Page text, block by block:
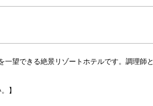
望できる絶景リゾートホテルです。調理師
】